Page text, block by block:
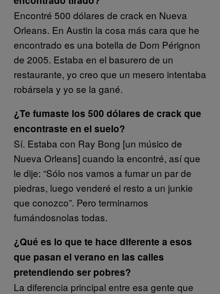
Encontré 500 dólares de crack en Nueva
Orleans. En Austin la cosa más cara que he
encontrado es una botella de Dom Pérignon
de 2005. Estaba en el basurero de un
restaurante, yo creo que un mesero intentaba
robársela y yo se la gané.
¿Te fumaste los 500 dólares de crack que
encontraste en el suelo?
Sí. Estaba con Ray Bong [un músico de
Nueva Orleans] cuando la encontré, así que
le dije: “Sólo nos vamos a fumar un par de
piedras, luego venderé el resto a un junkie
que conozco”. Pero terminamos
fumándosnolas todas.
¿Qué es lo que te hace diferente a esos
que pasan el verano en las calles
pretendiendo ser pobres?
La diferencia principal entre esa gente que